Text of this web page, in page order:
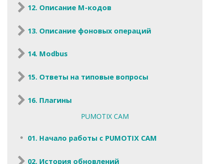
12. Описание M-кодов
13. Описание фоновых операций
14. Modbus
15. Ответы на типовые вопросы
16. Плагины
PUMOTIX CAM
01. Начало работы с PUMOTIX CAM
02. История обновлений